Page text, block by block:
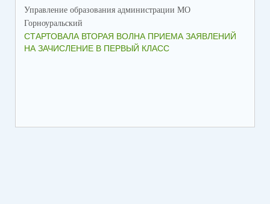
Управление образования администрации МО
Горноуральский
СТАРТОВАЛА ВТОРАЯ ВОЛНА ПРИЕМА ЗАЯВЛЕНИЙ
НА ЗАЧИСЛЕНИЕ В ПЕРВЫЙ КЛАСС